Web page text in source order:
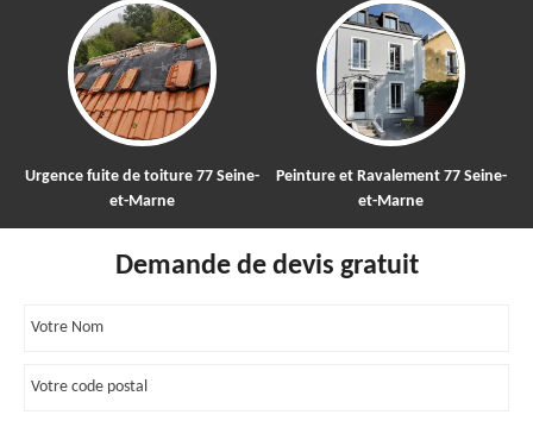
de toiture 77 Seine-
Peinture et Ravalement 77 Seine-
Nettoyage
Demande de devis gratuit